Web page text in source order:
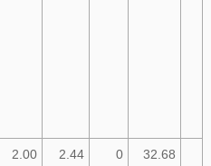
2.00 2.44 0 32.68